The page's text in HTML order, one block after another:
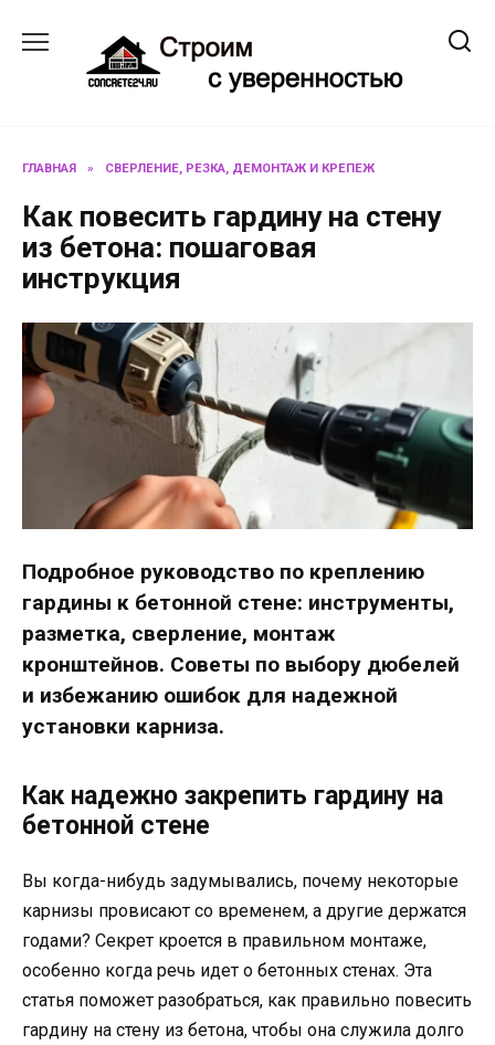
содержанию
ГЛАВНАЯ » СВЕРЛЕНИЕ, РЕЗКА, ДЕМОНТАЖ И КРЕПЕЖ
Как повесить гардину на стену
из бетона: пошаговая
инструкция
Подробное руководство по креплению
гардины к бетонной стене: инструменты,
разметка, сверление, монтаж
кронштейнов. Советы по выбору дюбелей
и избежанию ошибок для надежной
установки карниза.
Как надежно закрепить гардину на
бетонной стене
Вы когда-нибудь задумывались, почему некоторые
карнизы провисают со временем, а другие держатся
годами? Секрет кроется в правильном монтаже,
особенно когда речь идет о бетонных стенах. Эта
статья поможет разобраться, как правильно повесить
гардину на стену из бетона, чтобы она служила долго